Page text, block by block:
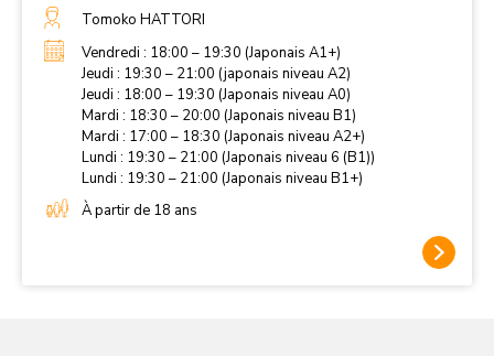
Tomoko HATTORI
Vendredi : 18:00 – 19:30 (Japonais A1+)
Jeudi : 19:30 – 21:00 (japonais niveau A2)
Jeudi : 18:00 – 19:30 (Japonais niveau A0)
Mardi : 18:30 – 20:00 (Japonais niveau B1)
Mardi : 17:00 – 18:30 (Japonais niveau A2+)
Lundi : 19:30 – 21:00 (Japonais niveau 6 (B1))
Lundi : 19:30 – 21:00 (Japonais niveau B1+)
À partir de 18 ans